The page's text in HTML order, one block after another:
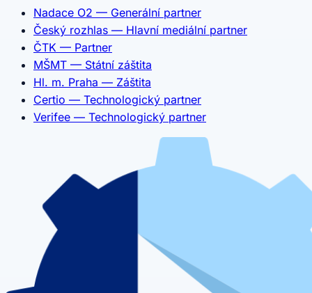
Nadace O2 — Generální partner
Český rozhlas — Hlavní mediální partner
ČTK — Partner
MŠMT — Státní záštita
Hl. m. Praha — Záštita
Certio — Technologický partner
Verifee — Technologický partner